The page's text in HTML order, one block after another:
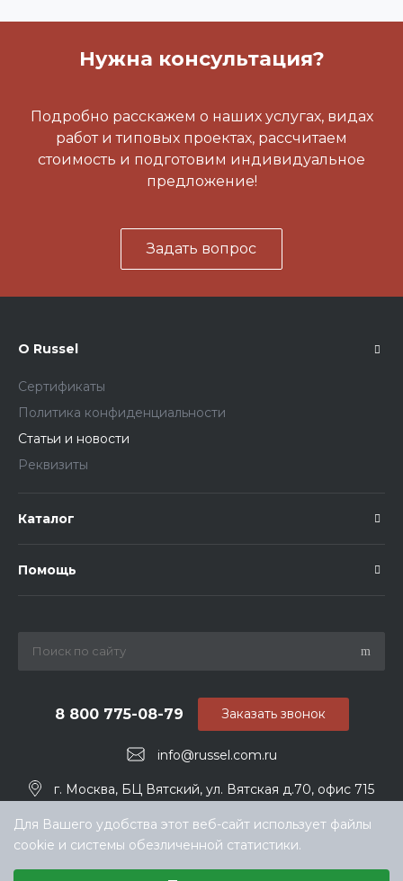
Нужна консультация?
Подробно расскажем о наших услугах, видах
работ и типовых проектах, рассчитаем
стоимость и подготовим индивидуальное
предложение!
Задать вопрос
О Russel
Сертификаты
Политика конфиденциальности
Статьи и новости
Реквизиты
Каталог
Помощь
8 800 775-08-79
info@russel.com.ru
Заказать звонок
г. Москва, БЦ Вятский, ул. Вятская д.70, офис 715
Для Вашего удобства этот веб-сайт использует файлы
cookie и системы обезличенной статистики.